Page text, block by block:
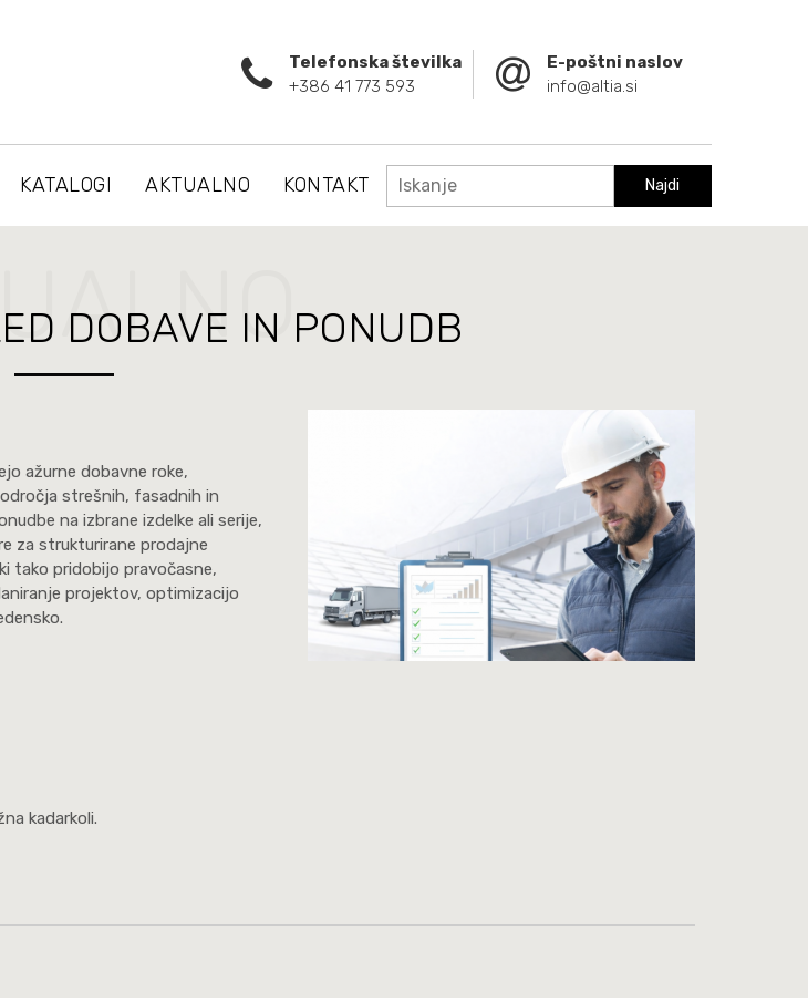
E-poštni naslov
info@altia.si
Telefonska številka
+386 41 773 593
KATALOGI AKTUALNO KONTAKT Najdi
DOBAVE IN PONUDB
ažurne dobavne roke,
strešnih, fasadnih in
na izbrane izdelke ali serije,
za strukturirane prodajne
tako pridobijo pravočasne,
projektov, optimizacijo
kadarkoli.